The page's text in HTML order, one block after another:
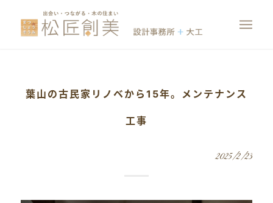
葉山の古民家リノベから15年。メンテナンス
工事
2025/2/23